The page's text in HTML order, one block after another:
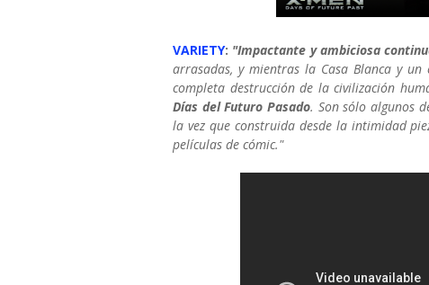
VARIETY: "Impactante y ambiciosa
arrasadas, y mientras la Casa Blanca y
completa destrucción de la civilización
Días del Futuro Pasado. Son sólo algunos
la vez que construida desde la intimidad
películas de cómic."